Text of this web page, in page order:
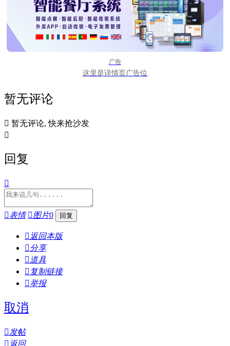
广告
这里是详情页广告位
暂无评论
 暂无评论, 快来抢沙发

回复

表情 图片0
 返回本版
分享
 道具
 复制链接
举报
取消
发帖
 返回